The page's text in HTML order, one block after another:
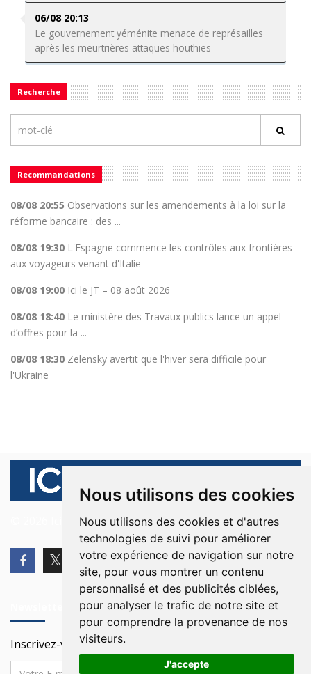
Nous utilisons des cookies
Nous utilisons des cookies et d'autres
technologies de suivi pour améliorer
votre expérience de navigation sur notre
site, pour vous montrer un contenu
personnalisé et des publicités ciblées,
pour analyser le trafic de notre site et
pour comprendre la provenance de nos
visiteurs.
J'accepte
06/08 20:13
Le gouvernement yéménite menace de représailles
après les meurtrières attaques houthies
Recherche
Recommandations
08/08 20:55 Observations sur les amendements à la loi sur la
réforme bancaire : des ...
08/08 19:30 L'Espagne commence les contrôles aux frontières
aux voyageurs venant d'Italie
08/08 19:00 Ici le JT – 08 août 2026
08/08 18:40 Le ministère des Travaux publics lance un appel
d’offres pour la ...
08/08 18:30 Zelensky avertit que l'hiver sera difficile pour
l'Ukraine
© 2026 Ici Beyrouth. Tous les droits sont réservés.
Inscrivez-vous à notre Newsletter